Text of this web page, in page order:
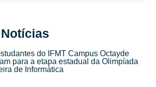
do IFMT Campus Octayde
para a etapa estadual da Olimpíada
de Informática